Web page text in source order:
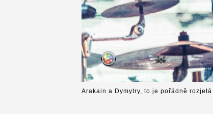
Arakain a Dymytry, to je pořádně